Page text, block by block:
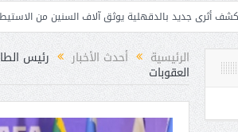
يوثق آلاف السنين من الاستيطان البشرى
الرئيسية أحدث الأخبار رئيس
العقوبات